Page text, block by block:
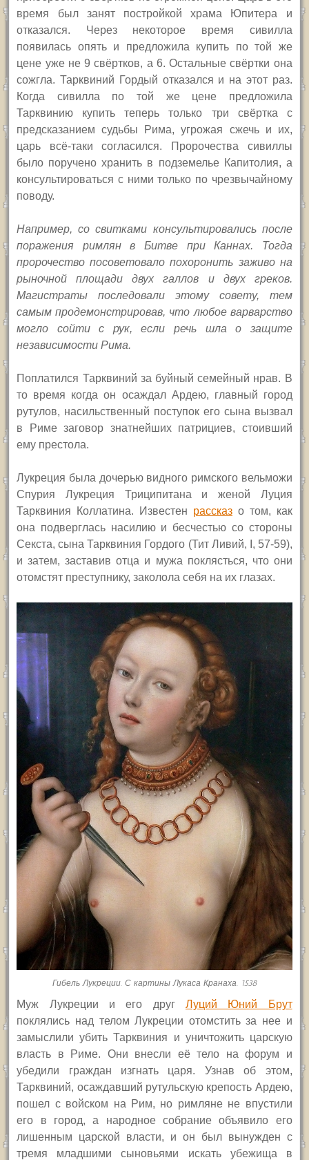
время был занят постройкой храма Юпитера и
отказался. Через некоторое время сивилла
появилась опять и предложила купить по той же
цене уже не 9 свёртков, а 6. Остальные свёртки она
сожгла. Тарквиний Гордый отказался и на этот раз.
Когда сивилла по той же цене предложила
Тарквинию купить теперь только три свёртка с
предсказанием судьбы Рима, угрожая сжечь и их,
царь всё-таки согласился. Пророчества сивиллы
было поручено хранить в подземелье Капитолия, а
консультироваться с ними только по чрезвычайному
поводу.
Например, со свитками консультировались после
поражения римлян в Битве при Каннах. Тогда
пророчество посоветовало похоронить заживо на
рыночной площади двух галлов и двух греков.
Магистраты последовали этому совету, тем
самым продемонстрировав, что любое варварство
могло сойти с рук, если речь шла о защите
независимости Рима.
Поплатился Тарквиний за буйный семейный нрав. В
то время когда он осаждал Ардею, главный город
рутулов, насильственный поступок его сына вызвал
в Риме заговор знатнейших патрициев, стоивший
ему престола.
Лукреция была дочерью видного римского вельможи
Спурия Лукреция Триципитана и женой Луция
Тарквиния Коллатина. Известен рассказ о том, как
она подверглась насилию и бесчестью со стороны
Секста, сына Тарквиния Гордого (Тит Ливий, I, 57-59),
и затем, заставив отца и мужа поклясться, что они
отомстят преступнику, заколола себя на их глазах.
Гибель Лукреции. С картины Лукаса Кранаха. 1538
Муж Лукреции и его друг Луций Юний Брут
поклялись над телом Лукреции отомстить за нее и
замыслили убить Тарквиния и уничтожить царскую
власть в Риме. Они внесли её тело на форум и
убедили граждан изгнать царя. Узнав об этом,
Тарквиний, осаждавший рутульскую крепость Ардею,
пошел с войском на Рим, но римляне не впустили
его в город, а народное собрание объявило его
лишенным царской власти, и он был вынужден с
тремя младшими сыновьями искать убежища в